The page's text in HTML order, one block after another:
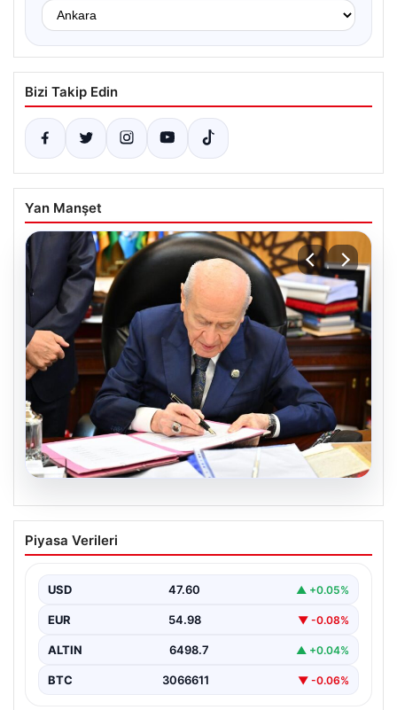
Bizi Takip Edin
Yan Manşet
05.08.2026
Bahçeli’den çerçeve yasa açıklaması:
Bin yıllık kardeşliğimiz tescillendi
Piyasa Verileri
USD 47.60 ▲ +0.05%
EUR 54.98 ▼ -0.08%
ALTIN 6498.7 ▲ +0.04%
BTC 3066611 ▼ -0.06%